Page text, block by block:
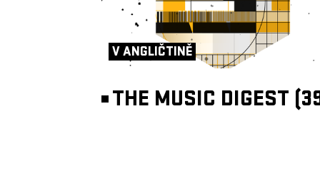
V ANGLIČTINĚ
THE MUSIC DIGEST